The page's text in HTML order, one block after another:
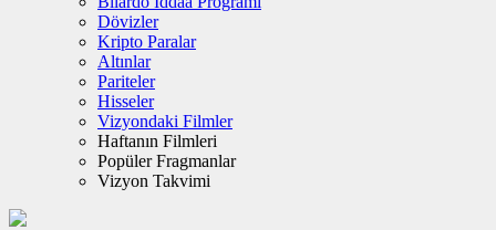
Dövizler
Kripto Paralar
Altınlar
Pariteler
Hisseler
Vizyondaki Filmler
Haftanın Filmleri
Popüler Fragmanlar
Vizyon Takvimi